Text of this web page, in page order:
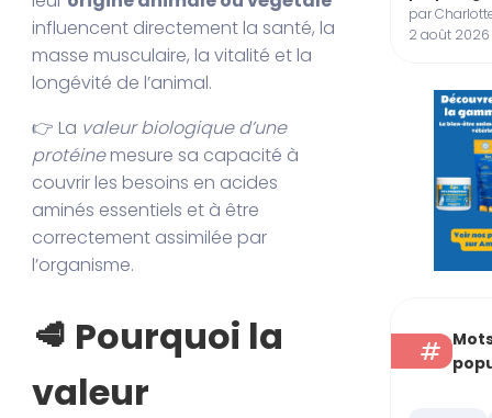
influencent directement la santé, la
masse musculaire, la vitalité et la
longévité de l’animal.
👉 La valeur biologique d’une
protéinemesure sa capacité à
couvrir les besoins en acides
aminés essentiels et à être
correctement assimilée par
l’organisme.
🥩 Pourquoi la
valeur
par
2 août 2026